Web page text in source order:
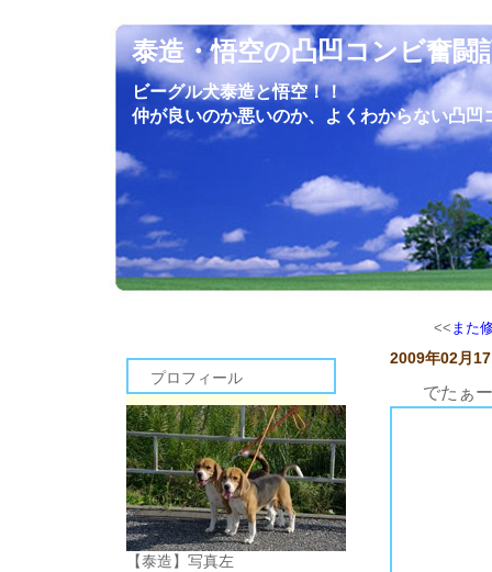
泰造・悟空の凸凹コンビ奮闘
ビーグル犬泰造と悟空！！
仲が良いのか悪いのか、よくわからない凸凹
プロフィール
【泰造】写真左
<< また
2009年02月
でたぁ